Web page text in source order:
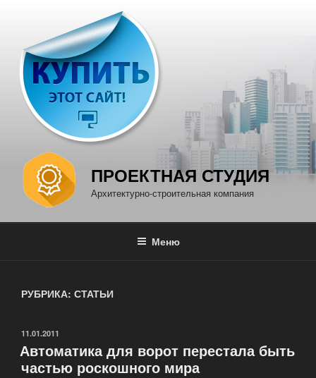
содержимому
ПРОЕКТНАЯ СТУДИЯ
Архитектурно-строительная компания
Меню
РУБРИКА: СТАТЬИ
ОПУБЛИКОВАНО
11.01.2011
Автоматика для ворот перестала быть
частью роскошного мира